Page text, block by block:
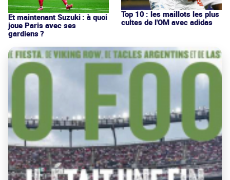
Et maintenant Suzuki : à quoi
joue Paris avec ses
gardiens ?
Top 10 : les maillots les plus
cultes de l'OM avec adidas